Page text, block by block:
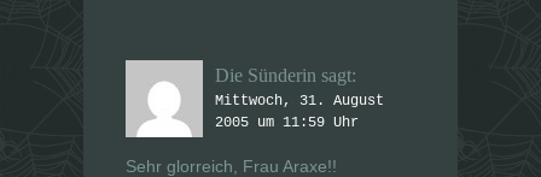
Die Sünderin sagt:
Mittwoch, 31. August
2005 um 11:59 Uhr
Sehr glorreich, Frau Araxe!!